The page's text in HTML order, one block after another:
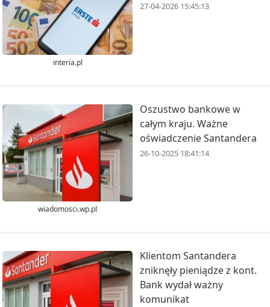
interia.pl
27-04-2026 15:45:13
wiadomosci.wp.pl
Oszustwo bankowe w
całym kraju. Ważne
oświadczenie Santandera
26-10-2025 18:41:14
Klientom Santandera
zniknęły pieniądze z kont.
Bank wydał ważny
komunikat